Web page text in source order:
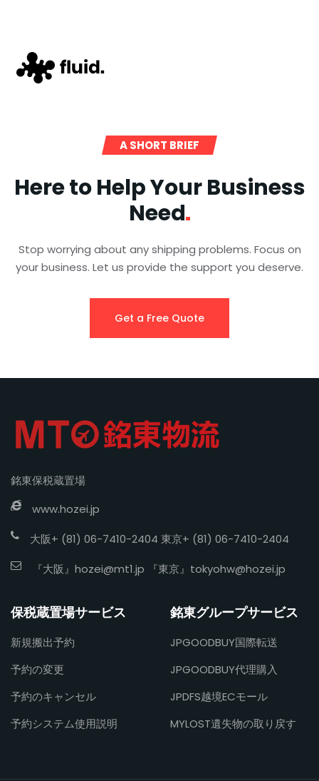
A SHORT BRIEF
Here to Help Your Business
Need
Stop worrying about any shipping problems. Focus on
your business. Let us provide the support you deserve.
Get a Free Quote
銘東保税蔵置場
www.hozei.jp
大阪+ (81) 06-7410-2404 東京+ (81) 06-7410-2404
『大阪』 hozei@mt1.jp 『東京』 tokyohw@hozei.jp
保税蔵置場サービス
新規搬出予約
予約の変更
予約のキャンセル
予約システム使用説明
銘東グループサービス
JPGOODBUY国際転送
JPGOODBUY代理購入
JPDFS越境ECモール
MYLOST遺失物の取り戻す